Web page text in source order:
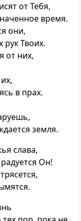
от Тебя,
время.
они,
Твоих.
от них,
в прах.
земля.
слава,
Он!